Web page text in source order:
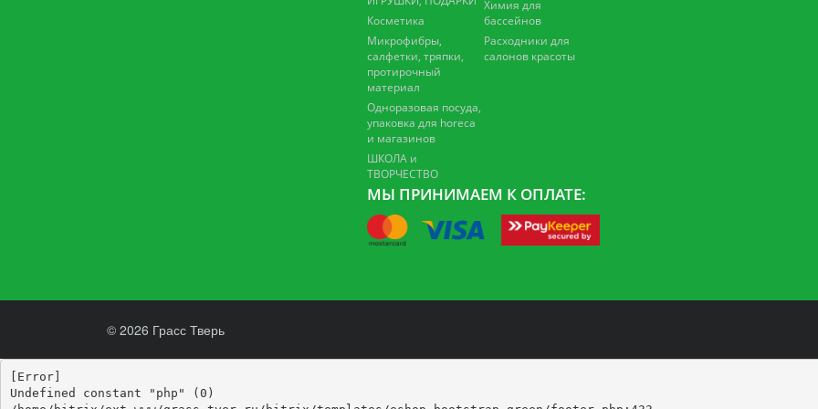
Косметика
Микрофибры,
салфетки, тряпки,
протирочный
материал
Одноразовая посуда,
упаковка для horeca
и магазинов
ШКОЛА и
ТВОРЧЕСТВО
Химия для
бассейнов
Расходники для
салонов красоты
МЫ ПРИНИМАЕМ К ОПЛАТЕ:
© 2026 Грасс Тверь
[Error]
Undefined constant "php" (0)